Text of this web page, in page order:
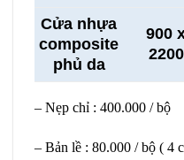
Cửa nhựa
composite
phủ da
900
2200
– Nẹp chỉ : 400.000 / bộ
– Bản lề : 80.000 / bộ ( 4